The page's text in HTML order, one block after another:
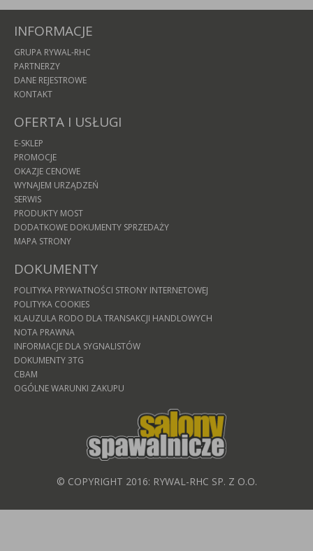
INFORMACJE
GRUPA RYWAL-RHC
PARTNERZY
DANE REJESTROWE
KONTAKT
OFERTA I USŁUGI
E-SKLEP
PROMOCJE
OKAZJE CENOWE
WYNAJEM URZĄDZEŃ
SERWIS
PRODUKTY MOST
DODATKOWE DOKUMENTY SPRZEDAŻY
MAPA STRONY
DOKUMENTY
POLITYKA PRYWATNOŚCI STRONY INTERNETOWEJ
POLITYKA COOKIES
KLAUZULA RODO DLA TRANSAKCJI HANDLOWYCH
NOTA PRAWNA
INFORMACJE DLA SYGNALISTÓW
DOKUMENTY 3TG
CBAM
OGÓLNE WARUNKI ZAKUPU
© COPYRIGHT 2016: RYWAL-RHC SP. Z O.O.